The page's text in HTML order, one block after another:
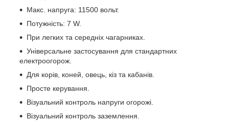
Макс. напруга: 11500 вольт.
Потужність: 7 W.
При легких та середніх чагарниках.
Універсальне застосування для стандартних
електроогорож.
Для корів, коней, овець, кіз та кабанів.
Просте керування.
Візуальний контроль напруги огорожі.
Візуальний контроль заземлення.